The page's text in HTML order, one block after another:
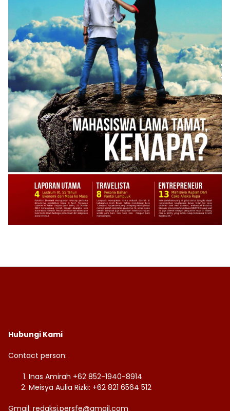
Hubungi Kami
Contact person:
Inas Amirah +62 852-1940-8914
Meisya Aulia Rizki: +62 821 6564 512
Gmail: redaksi.persfe@gmail.com